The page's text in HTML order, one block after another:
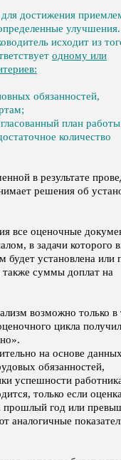
достижения
улучшения.
исходит из
одному или
обязанностей,
план
количество
в результате
решения об
все оценочные
в задачи которого
будет установлена
также суммы доплат на
возможно только
цикла
на основе
обязанностей,
успешности
только если
прошлый год или
аналогичные